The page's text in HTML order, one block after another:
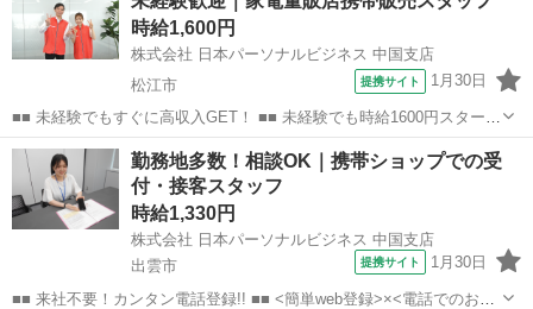
時給1,600円
株式会社 日本パーソナルビジネス 中国支店
松江市
提携サイト 1月30日
■■ 未経験でもすぐに高収入GET！ ■■ 未経験でも時給1600円スタート
なので、すぐに高収入!! 社員登用制度もあるので、ゆくゆくは社員に
なんてキャリアアップも目指せます!! ■■ 来社不要！カンタン電話登
録!! ■■...
島根 松江市 店長
勤務地多数！相談OK｜携帯ショップでの受
付・接客スタッフ
時給1,330円
株式会社 日本パーソナルビジネス 中国支店
出雲市
提携サイト 1月30日
■■ 来社不要！カンタン電話登録!! ■■ <簡単web登録>×<電話でのお仕